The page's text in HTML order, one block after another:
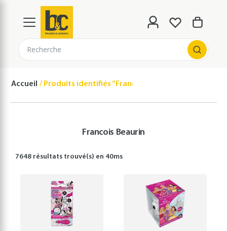
Recherche
Accueil Produits identifiés “Francois Beaurin”
Francois Beaurin
7648 résultats trouvé(s) en 40ms